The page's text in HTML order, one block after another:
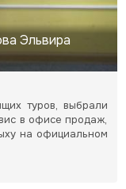
Эльвира
туров, выбрали
в офисе продаж,
на официальном